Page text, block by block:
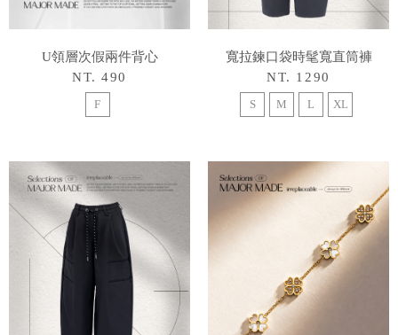
U領層次假兩件背心
NT. 490
F
寬拉鍊口袋時髦寬直筒褲
NT. 1290
S M L XL